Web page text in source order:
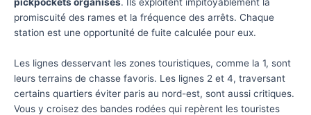
promiscuité des rames et la fréquence des arrêts. Chaque
station est une opportunité de fuite calculée pour eux.
Les lignes desservant les zones touristiques, comme la 1, sont
leurs terrains de chasse favoris. Les lignes 2 et 4, traversant
certains quartiers éviter paris au nord-est, sont aussi critiques.
Vous y croisez des bandes rodées qui repèrent les touristes